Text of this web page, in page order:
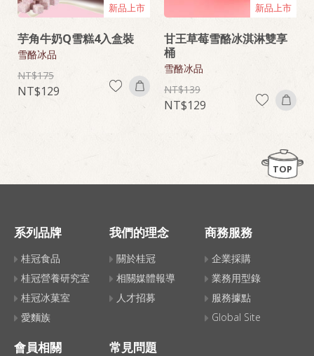
新品上市
芋角牛奶Q雪糕4入盒裝
雪酪冰品
175
129
新品上市
甘王草莓雪酪冰淇淋雙享
桶
雪酪冰品
139
129
TOP
系列品牌
桂冠食品
桂冠營養研究室
桂冠冰菓室
愛麵族
我們的理念
關於桂冠
相關媒體報導
人才招募
商務服務
企業採購
業務用型錄
服務據點
Global Site
會員相關 常見問題